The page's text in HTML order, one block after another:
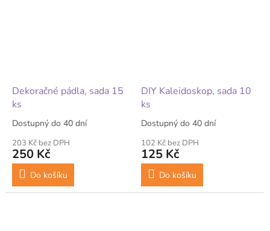
Dekoračné pádla, sada 15
ks
Dostupný do 40 dní
203 Kč bez DPH
250 Kč
Do košíku
DIY Kaleidoskop, sada 10
ks
Dostupný do 40 dní
102 Kč bez DPH
125 Kč
Do košíku